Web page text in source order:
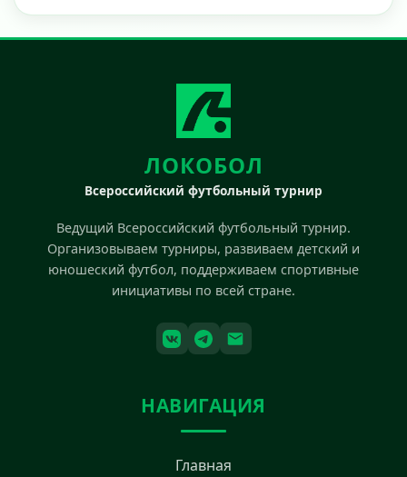
ЛОКОБОЛ
Всероссийский футбольный турнир
Ведущий Всероссийский футбольный турнир.
Организовываем турниры, развиваем детский и
юношеский футбол, поддерживаем спортивные
инициативы по всей стране.
НАВИГАЦИЯ
Главная